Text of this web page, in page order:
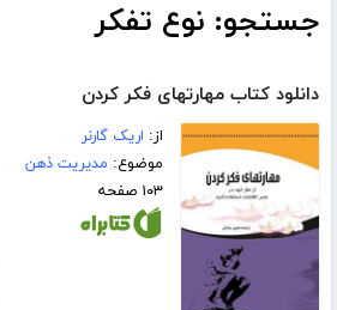
جستجو: نوع تفکر
دانلود کتاب مهارتهای فکر کردن
از: اریک گارنر
موضوع: مدیریت ذهن
۱۰۳ صفحه